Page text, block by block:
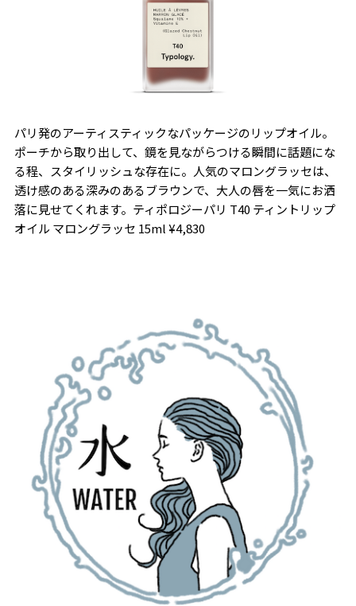
パリ発のアーティスティックなパッケージのリップオイル。
ポーチから取り出して、鏡を見ながらつける瞬間に話題にな
る程、スタイリッシュな存在に。人気のマロングラッセは、
透け感のある深みのあるブラウンで、大人の唇を一気にお洒
落に見せてくれます。 ティポロジーパリ T40 ティントリップ
オイル マロングラッセ 15ml ¥4,830